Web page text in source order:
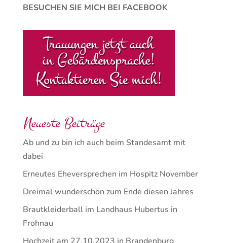
BESUCHEN SIE MICH BEI FACEBOOK
Neueste Beiträge
Ab und zu bin ich auch beim Standesamt mit
dabei
Erneutes Eheversprechen im Hospitz November
Dreimal wunderschön zum Ende diesen Jahres
Brautkleiderball im Landhaus Hubertus in
Frohnau